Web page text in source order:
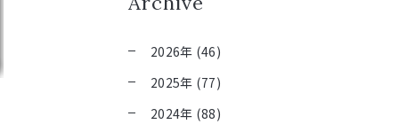
2026年 (46)
2025年 (77)
2024年 (88)